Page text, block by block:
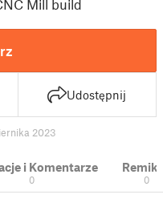
Mill build
Udostępnij
2023
i Komentarze
0 0